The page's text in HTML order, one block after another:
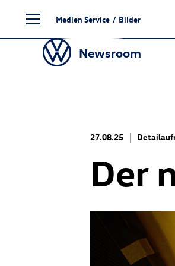
Seiteninhalt
springen
Medien Service / Bilder
Newsroom
27.08.25
Der